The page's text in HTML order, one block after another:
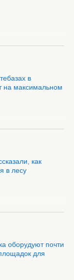
в
на максимальном
как
в лесу
оборудуют почти
для